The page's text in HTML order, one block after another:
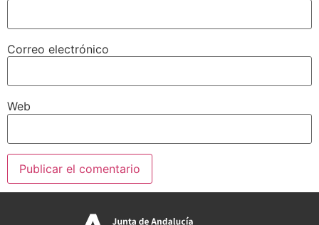
Correo electrónico
Web